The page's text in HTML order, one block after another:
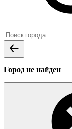
Город не найден